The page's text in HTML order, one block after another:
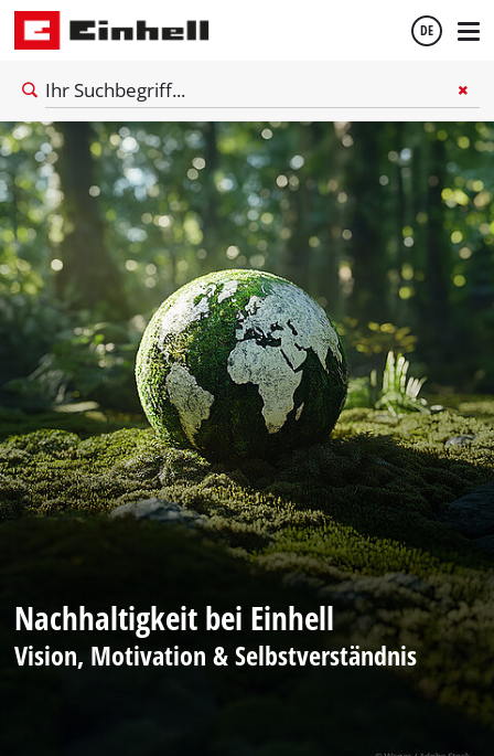
DE
Deutsch
English
Nachhaltigkeit bei Einhell
Vision, Motivation & Selbstverständnis